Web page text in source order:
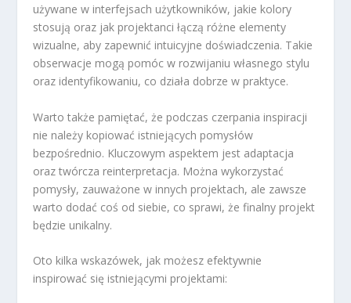
używane w interfejsach użytkowników, jakie kolory
stosują oraz jak projektanci łączą różne elementy
wizualne, aby zapewnić intuicyjne doświadczenia. Takie
obserwacje mogą pomóc w rozwijaniu własnego stylu
oraz identyfikowaniu, co działa dobrze w praktyce.
Warto także pamiętać, że podczas czerpania inspiracji
nie należy kopiować istniejących pomysłów
bezpośrednio. Kluczowym aspektem jest adaptacja
oraz twórcza reinterpretacja. Można wykorzystać
pomysły, zauważone w innych projektach, ale zawsze
warto dodać coś od siebie, co sprawi, że finalny projekt
będzie unikalny.
Oto kilka wskazówek, jak możesz efektywnie
inspirować się istniejącymi projektami: